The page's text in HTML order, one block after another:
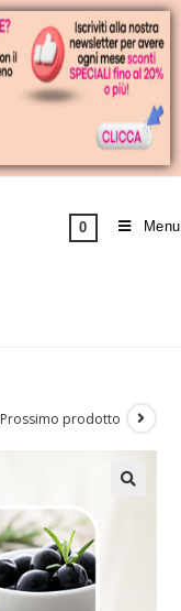
0 Menu
Prossimo prodotto